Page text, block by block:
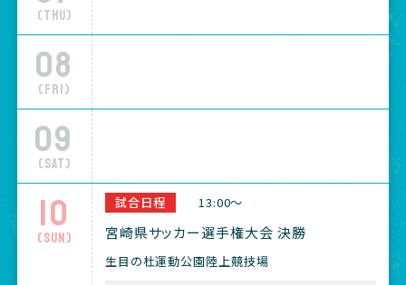
(Thu)
08
(Fri)
09
(Sat)
10
(Sun)
試合日程 13:00～
宮崎県サッカー選手権大会 決勝
生目の杜運動公園陸上競技場